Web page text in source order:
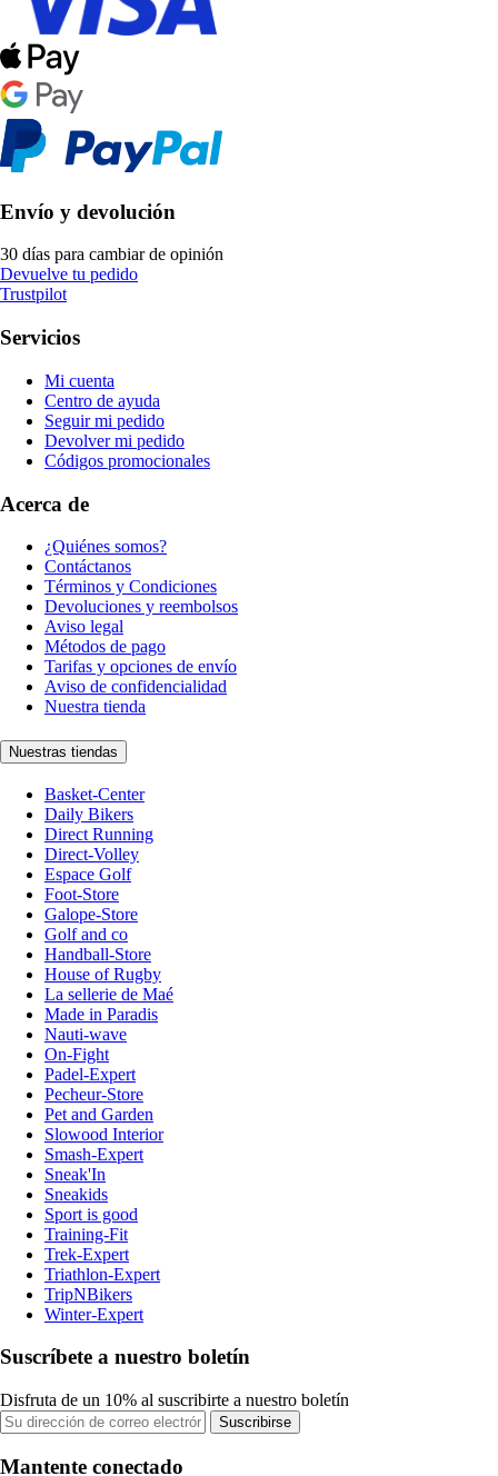
Envío y devolución
30 días para cambiar de opinión
Devuelve tu pedido
Trustpilot
Servicios
Mi cuenta
Centro de ayuda
Seguir mi pedido
Devolver mi pedido
Códigos promocionales
Acerca de
¿Quiénes somos?
Contáctanos
Términos y Condiciones
Devoluciones y reembolsos
Aviso legal
Métodos de pago
Tarifas y opciones de envío
Aviso de confidencialidad
Nuestra tienda
Nuestras tiendas
Basket-Center
Daily Bikers
Direct Running
Direct-Volley
Espace Golf
Foot-Store
Galope-Store
Golf and co
Handball-Store
House of Rugby
La sellerie de Maé
Made in Paradis
Nauti-wave
On-Fight
Padel-Expert
Pecheur-Store
Pet and Garden
Slowood Interior
Smash-Expert
Sneak'In
Sneakids
Sport is good
Training-Fit
Trek-Expert
Triathlon-Expert
TripNBikers
Winter-Expert
Suscríbete a nuestro boletín
Disfruta de un 10% al suscribirte a nuestro boletín
Suscribirse
Mantente conectado